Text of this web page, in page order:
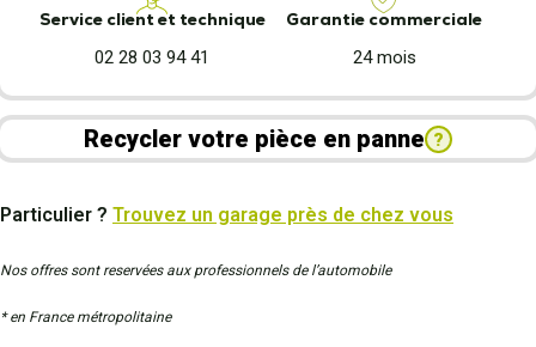
Service client et technique
02 28 03 94 41
Garantie commerciale
24 mois
Recycler votre pièce en panne ?
Particulier ? Trouvez un garage près de chez vous
Nos offres sont reservées aux professionnels de l’automobile
* en France métropolitaine